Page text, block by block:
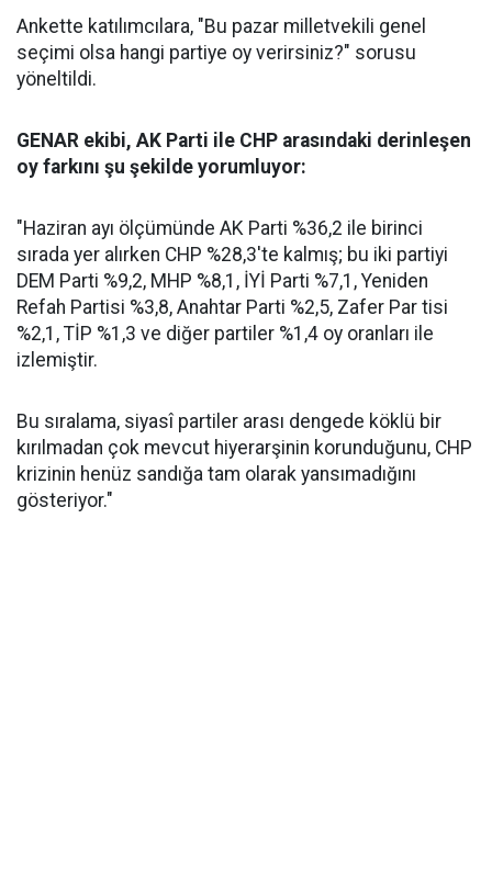
Ankette katılımcılara, "Bu pazar milletvekili genel
seçimi olsa hangi partiye oy verirsiniz?" sorusu
yöneltildi.
GENAR ekibi, AK Parti ile CHP arasındaki derinleşen
oy farkını şu şekilde yorumluyor:
"Haziran ayı ölçümünde AK Parti %36,2 ile birinci
sırada yer alırken CHP %28,3'te kalmış; bu iki partiyi
DEM Parti %9,2, MHP %8,1, İYİ Parti %7,1, Yeniden
Refah Partisi %3,8, Anahtar Parti %2,5, Zafer Par tisi
%2,1, TİP %1,3 ve diğer partiler %1,4 oy oranları ile
izlemiştir.
Bu sıralama, siyasî partiler arası dengede köklü bir
kırılmadan çok mevcut hiyerarşinin korunduğunu, CHP
krizinin henüz sandığa tam olarak yansımadığını
gösteriyor."